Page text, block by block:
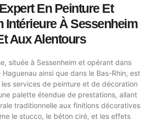
En Peinture Et
Intérieure À Sessenheim
Aux Alentours
située à Sessenheim et opérant dans
ainsi que dans le Bas-Rhin, est
services de peinture et de décoration
palette étendue de prestations, allant
traditionnelle aux finitions décoratives
le stucco, le béton ciré, et les effets